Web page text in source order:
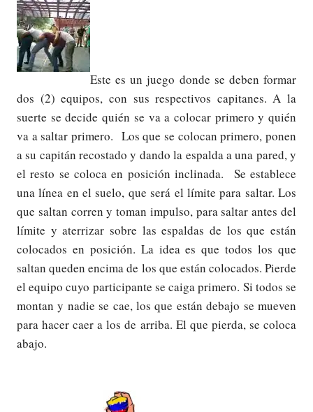
Este es un juego donde se deben formar
dos (2) equipos, con sus respectivos capitanes. A la
suerte se decide quién se va a colocar primero y quién
va a saltar primero. Los que se colocan primero, ponen
a su capitán recostado y dando la espalda a una pared, y
el resto se coloca en posición inclinada. Se establece
una línea en el suelo, que será el límite para saltar. Los
que saltan corren y toman impulso, para saltar antes del
límite y aterrizar sobre las espaldas de los que están
colocados en posición. La idea es que todos los que
saltan queden encima de los que están colocados. Pierde
el equipo cuyo participante se caiga primero. Si todos se
montan y nadie se cae, los que están debajo se mueven
para hacer caer a los de arriba. El que pierda, se coloca
abajo.